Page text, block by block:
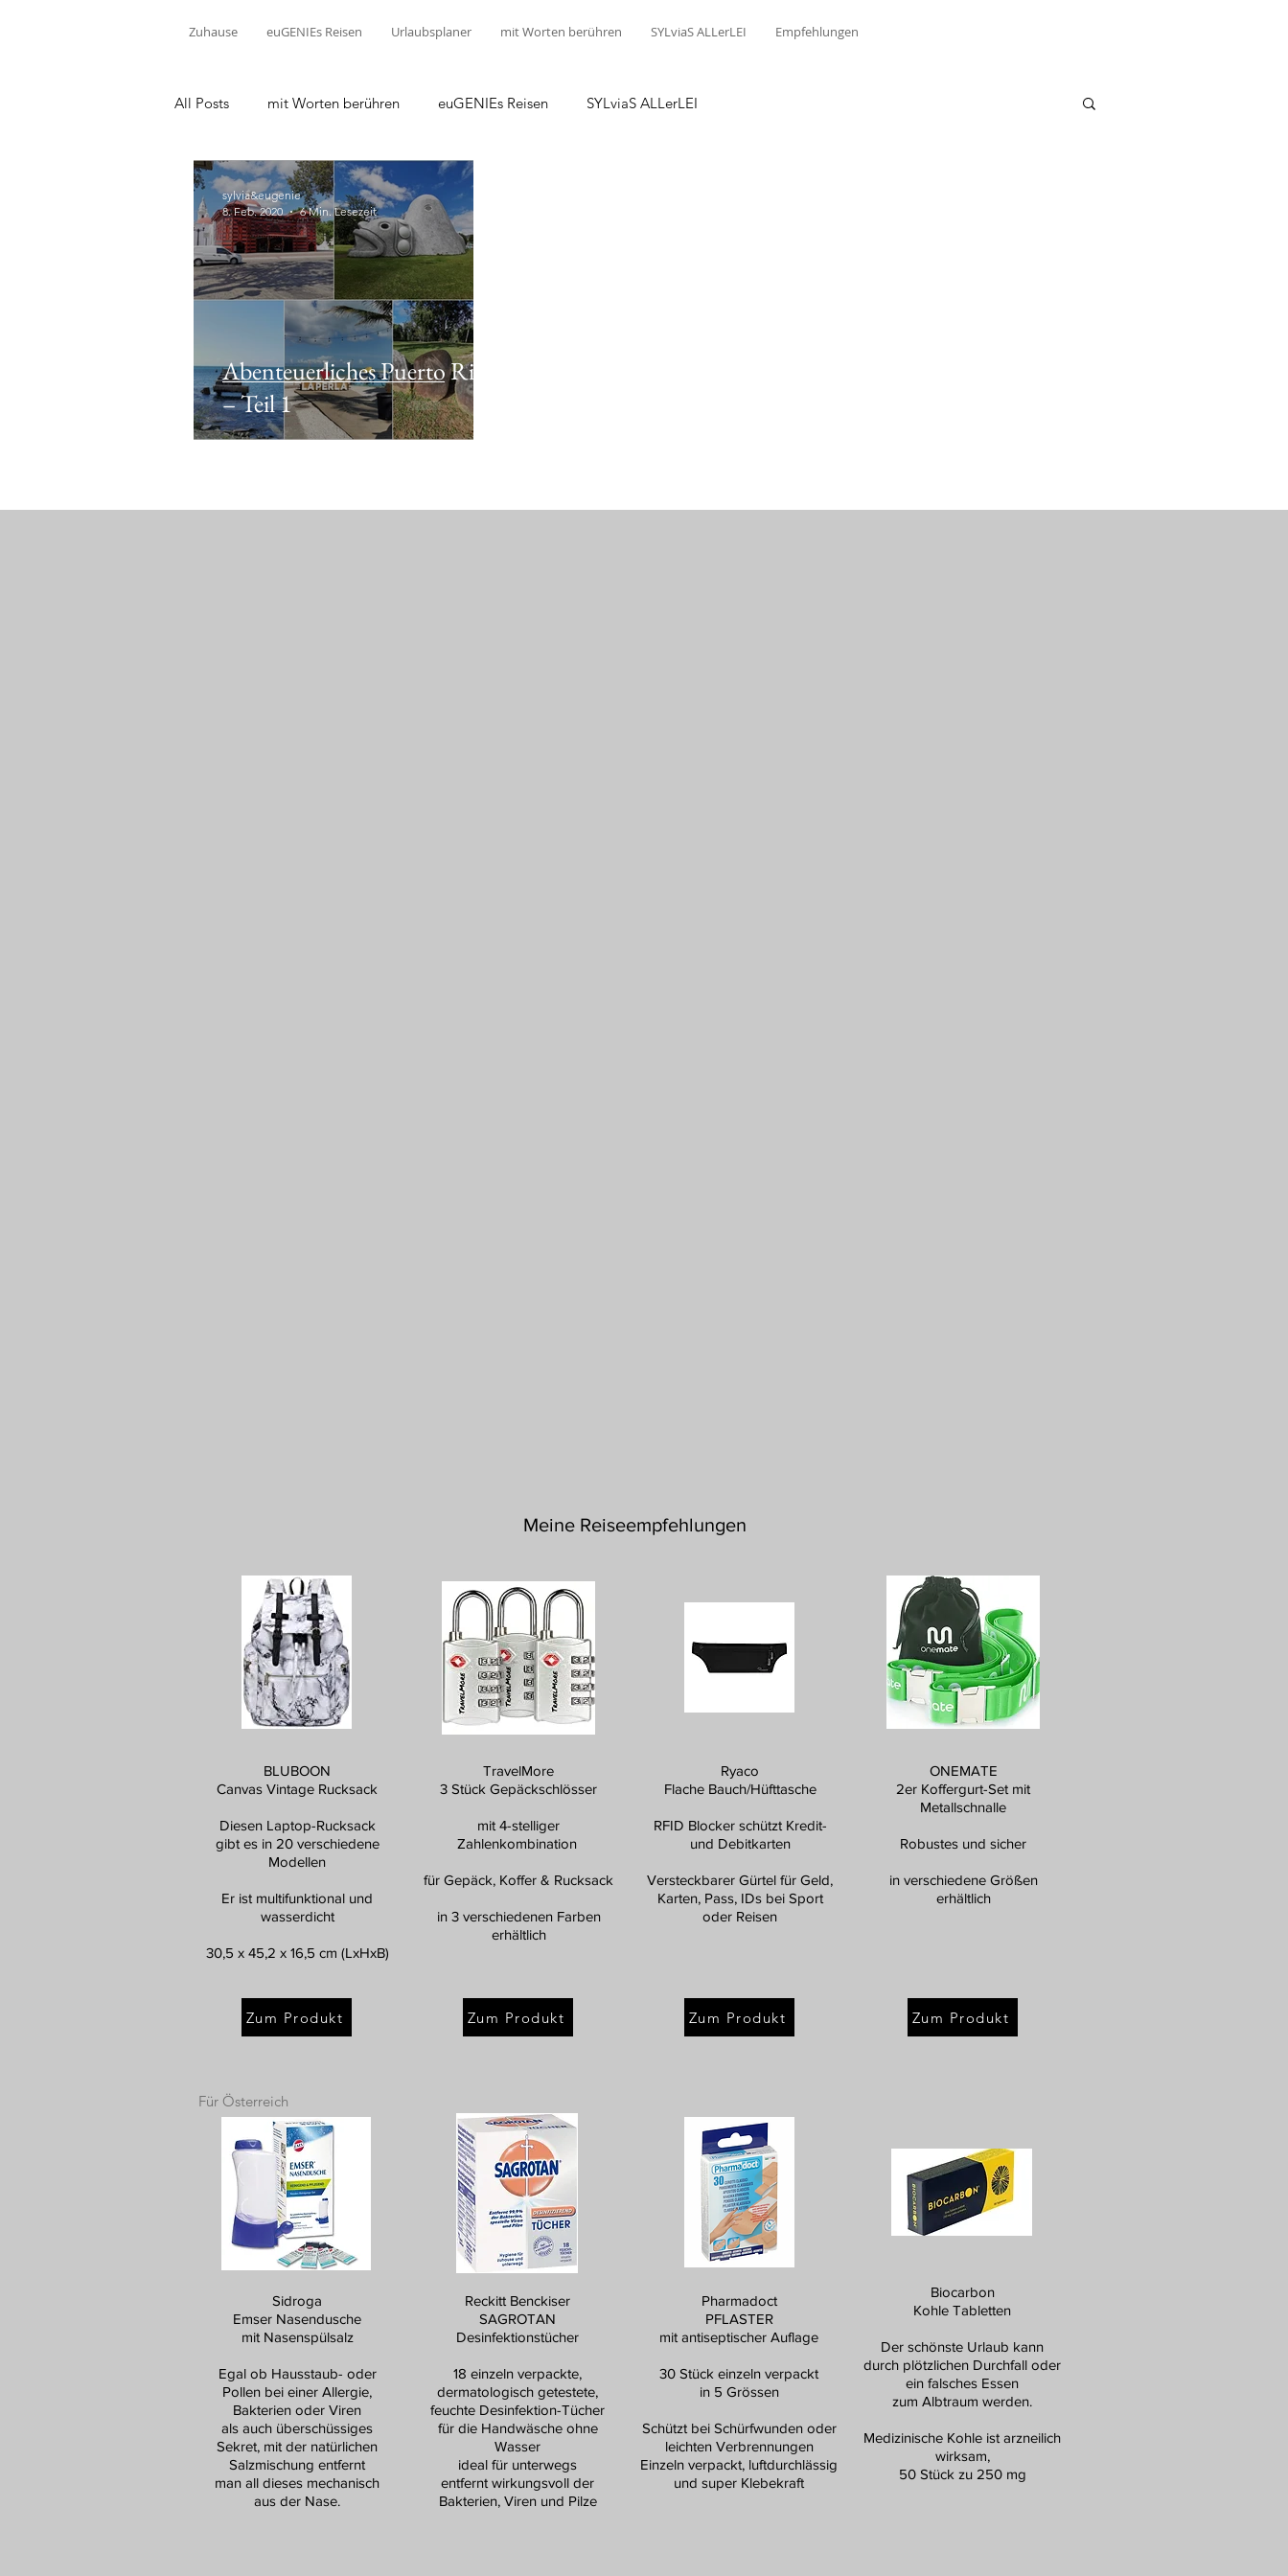
Zuhause euGENIEs Reisen Urlaubsplaner mit Worten berühren SYLviaS ALLerLEI Empfehlungen
All Posts mit Worten berühren euGENIEs Reisen SYLviaS ALLerLEI
Abenteuerliches Puerto Rico
– Teil 1
sylvia&eugenie
8. Feb. 2020
6 Min. Lesezeit
Meine Reiseempfehlungen
BLUBOON
Canvas Vintage Rucksack
Diesen Laptop-Rucksack
gibt es in 20 verschiedene
Modellen
Er ist multifunktional und
wasserdicht
30,5 x 45,2 x 16,5 cm (LxHxB)
Zum Produkt
TravelMore
3 Stück Gepäckschlösser
mit 4-stelliger
Zahlenkombination
für Gepäck, Koffer & Rucksack
in 3 verschiedenen Farben
erhältlich
Zum Produkt
Ryaco
Flache Bauch/Hüfttasche
RFID Blocker schützt Kredit-
und Debitkarten
Versteckbarer Gürtel für Geld,
Karten, Pass, IDs bei Sport
oder Reisen
Zum Produkt
ONEMATE
2er Koffergurt-Set mit
Metallschnalle
Robustes und sicher
in verschiedene Größen
erhältlich
Zum Produkt
Für Österreich
Sidroga
Emser Nasendusche
mit Nasenspülsalz
Egal ob Hausstaub- oder
Pollen bei einer Allergie,
Bakterien oder Viren
als auch überschüssiges
Sekret, mit der natürlichen
Salzmischung entfernt
man all dieses mechanisch
aus der Nase.
Reckitt Benckiser
SAGROTAN
Desinfektionstücher
18 einzeln verpackte,
dermatologisch getestete,
feuchte Desinfektion-Tücher
für die Handwäsche ohne
Wasser
ideal für unterwegs
entfernt wirkungsvoll der
Bakterien, Viren und Pilze
Pharmadoct
PFLASTER
mit antiseptischer Auflage
30 Stück einzeln verpackt
in 5 Grössen
Schützt bei Schürfwunden oder
leichten Verbrennungen
Einzeln verpackt, luftdurchlässig
und super Klebekraft
Biocarbon
Kohle Tabletten
Der schönste Urlaub kann
durch plötzlichen Durchfall oder
ein falsches Essen
zum Albtraum werden.
Medizinische Kohle ist arzneilich
wirksam,
50 Stück zu 250 mg